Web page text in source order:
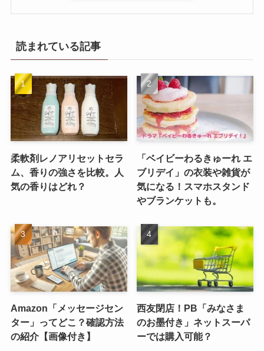
読まれている記事
柔軟剤レノアリセットセラ
ム、香りの強さを比較。人
気の香りはどれ？
「ベイビーわるきゅーれ エ
ブリデイ」の衣装や雑貨が
気になる！スマホスタンド
やブランケットも。
Amazon「メッセージセン
ター」ってどこ？確認方法
の紹介【画像付き】
西友閉店！PB「みなさま
のお墨付き」ネットスーパ
ーでは購入可能？